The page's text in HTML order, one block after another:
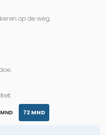
op de weg.
72 MND